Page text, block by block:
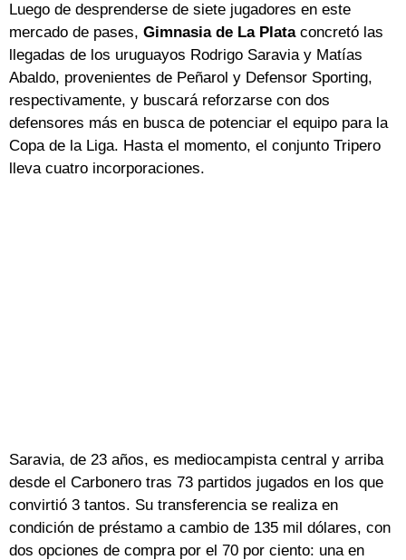
Luego de desprenderse de siete jugadores en este
mercado de pases, Gimnasia de La Plataconcretó las
llegadas de los uruguayos Rodrigo Saravia y Matías
Abaldo, provenientes de Peñarol y Defensor Sporting,
respectivamente, y buscará reforzarse con dos
defensores más en busca de potenciar el equipo para la
Copa de la Liga. Hasta el momento, el conjunto Tripero
lleva cuatro incorporaciones.
Saravia, de 23 años, es mediocampista central y arriba
desde el Carbonero tras 73 partidos jugados en los que
convirtió 3 tantos. Su transferencia se realiza en
condición de préstamo a cambio de 135 mil dólares, con
dos opciones de compra por el 70 por ciento: una en